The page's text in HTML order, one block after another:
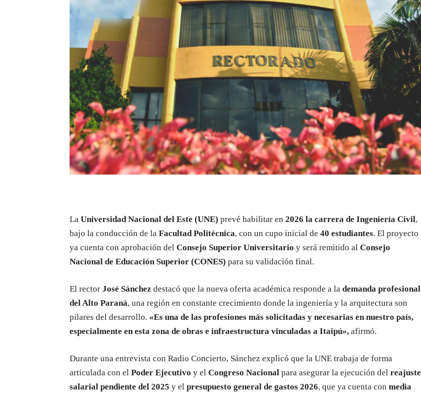
La Universidad Nacional del Este (UNE) prevé habilitar en 2026 la carrera de Ingeniería Civil,
bajo la conducción de la Facultad Politécnica, con un cupo inicial de 40 estudiantes. El proyecto
ya cuenta con aprobación del Consejo Superior Universitario y será remitido al Consejo
Nacional de Educación Superior (CONES) para su validación final.
El rector José Sánchez destacó que la nueva oferta académica responde a la demanda profesional
del Alto Paraná, una región en constante crecimiento donde la ingeniería y la arquitectura son
pilares del desarrollo. «Es una de las profesiones más solicitadas y necesarias en nuestro país,
especialmente en esta zona de obras e infraestructura vinculadas a Itaipú», afirmó.
Durante una entrevista con Radio Concierto, Sánchez explicó que la UNE trabaja de forma
articulada con el Poder Ejecutivo y el Congreso Nacional para asegurar la ejecución del reajuste
salarial pendiente del 2025 y el presupuesto general de gastos 2026, que ya cuenta con media